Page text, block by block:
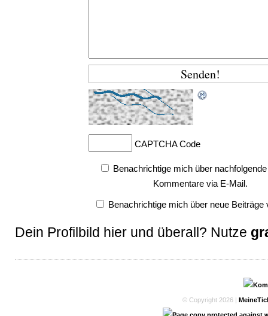
CAPTCHA Code
Benachrichtige mich über nachfolgende
Kommentare via E-Mail.
Benachrichtige mich über neue Beiträge
Dein Profilbild hier und überall? Nutze
© Copyright 2026 |